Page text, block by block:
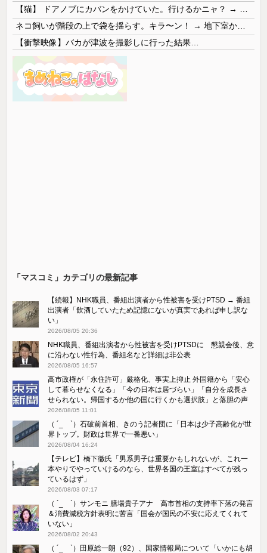
【衝撃映像】バカが津波を撮影しに行った結果…
「マスコミ」カテゴリの最新記事
【続報】NHK職員、番組出演者から性被害を受けPTSD → 番組
出演者「飲酒していたため記憶にないが真実であれば申し訳な
い」
2026/08/05 20:36
NHK職員、番組出演者から性被害を受けPTSDに 懇親会後、意
に沿わない性行為、番組名など詳細は非公表
2026/08/05 16:57
高市政権が「永住許可」厳格化、事実上抑止 外国籍から「安心
して暮らせなくなる」「今の日本は居づらい」「自分を成長さ
せられない。帰国するか他の国に行くかも選択肢」と落胆の声
2026/08/05 11:01
（ ´_ゝ`）石破前首相、きのう記者団に「日本は少子高齢化が世
界トップ。財政は世界で一番悪い」
2026/08/04 16:24
【テレビ】橋下徹氏「男系男子は重要かもしれないが、これ一
本やりでやっていけるのなら、世界各国の王室はすべてが残っ
ているはず」
2026/08/03 07:17
（ ´_ゝ`）サンモニ 膳場貴子アナ 高市首相の支持率下落の発言
＆消費減税方針表明に苦言「国会が国民の不安に応えてくれて
いない」
2026/08/02 20:43
（ ´_ゝ`）田原総一朗（92）、国家情報局について「いかにも胡